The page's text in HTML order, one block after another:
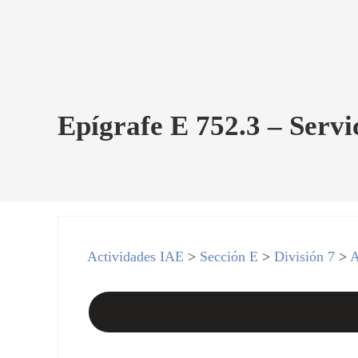
Epígrafe E 752.3 –
Actividades IAE > Sección E >División 7 >